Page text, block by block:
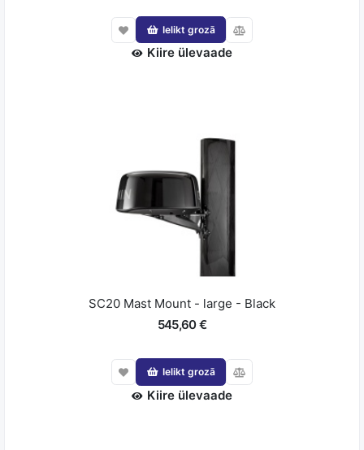
Ielikt grozā
Kiire ülevaade
SC20 Mast Mount - large - Black
545,60 €
Ielikt grozā
Kiire ülevaade